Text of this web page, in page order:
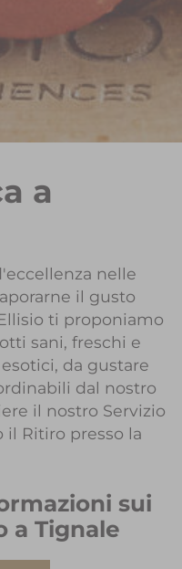
a
nelle
il gusto
ti proponiamo
sani, freschi e
da gustare
dal nostro
il nostro Servizio
il Ritiro presso la
sui
a Tignale